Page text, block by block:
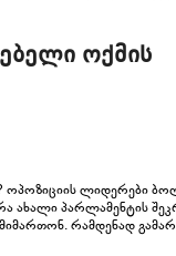
ოქმის
ოპოზიციის ლიდერები
ახალი პარლამენტის
მიმართონ. რამდენად